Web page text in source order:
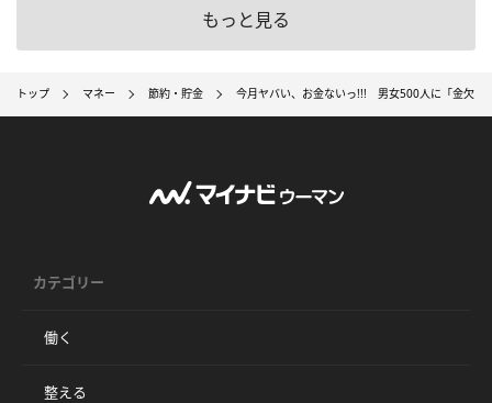
もっと見る
トップ マネー 節約・貯金 今月ヤバい、お金ないっ!!! 男女500人に「金欠を
カテゴリー
働く
整える